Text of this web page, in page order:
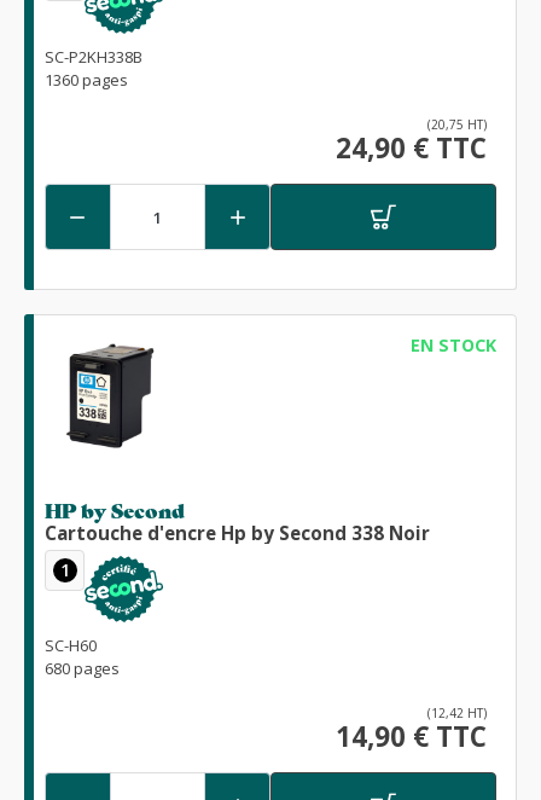
SC-P2KH338B
1360 pages
(20,75 HT)
24,90 € TTC
 
EN STOCK
HP by Second
Cartouche d'encre Hp by Second 338 Noir
1
SC-H60
680 pages
(12,42 HT)
14,90 € TTC